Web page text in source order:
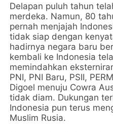
Delapan puluh tahun
merdeka. Namun, 80
pernah menjajah
tidak siap dengan
hadirnya negara baru
kembali ke Indonesia
memindahkan
PNI, PNI Baru, PSII,
Digoel menuju Cowra
tidak diam. Dukungan
Indonesia pun terus
Muslim Rusia.